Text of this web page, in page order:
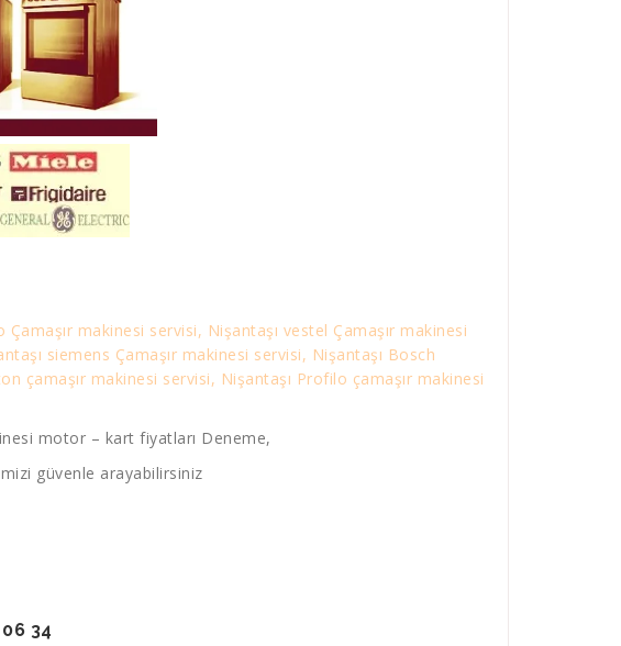
makinesi servisi, Nişantaşı vestel Çamaşır makinesi
siemens Çamaşır makinesi servisi, Nişantaşı Bosch
çamaşır makinesi servisi, Nişantaşı Profilo çamaşır makinesi
motor – kart fiyatları Deneme,
güvenle arayabilirsiniz
34